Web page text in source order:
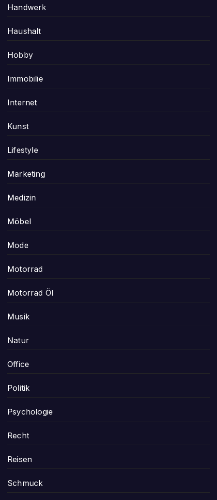
Handwerk
Haushalt
Hobby
Immobilie
Internet
Kunst
Lifestyle
Marketing
Medizin
Möbel
Mode
Motorrad
Motorrad Öl
Musik
Natur
Office
Politik
Psychologie
Recht
Reisen
Schmuck